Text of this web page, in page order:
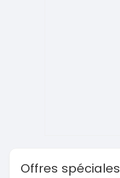
Offres spéciales